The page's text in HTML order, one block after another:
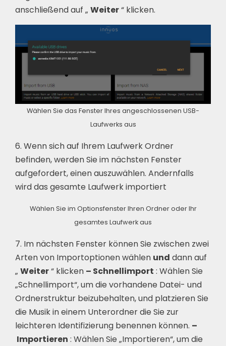
anschließend auf „ Weiter“ klicken.
Wählen Sie das Fenster Ihres angeschlossenen USB-
Laufwerks aus
6. Wenn sich auf Ihrem Laufwerk Ordner
befinden, werden Sie im nächsten Fenster
aufgefordert, einen auszuwählen. Andernfalls
wird das gesamte Laufwerk importiert
Wählen Sie im Optionsfenster Ihren Ordner oder Ihr
gesamtes Laufwerk aus
7. Im nächsten Fenster können Sie zwischen zwei
Arten von Importoptionen wählen und dann auf
„ Weiter“ klicken – Schnellimport : Wählen Sie
„Schnellimport“, um die vorhandene Datei- und
Ordnerstruktur beizubehalten, und platzieren Sie
die Musik in einem Unterordner die Sie zur
leichteren Identifizierung benennen können. –
Importieren : Wählen Sie „Importieren“, um die